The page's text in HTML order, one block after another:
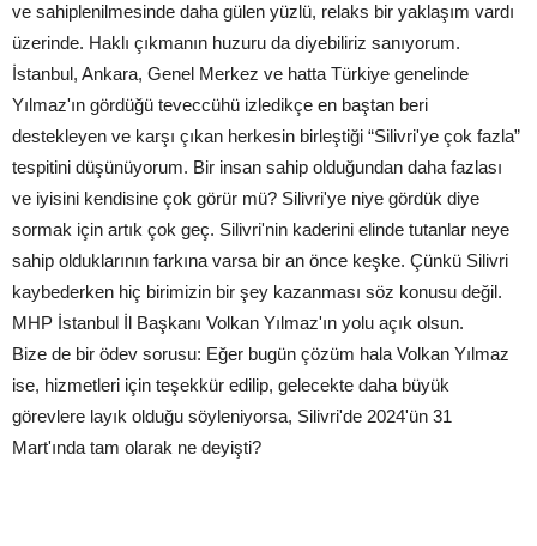
ve sahiplenilmesinde daha gülen yüzlü, relaks bir yaklaşım vardı
üzerinde. Haklı çıkmanın huzuru da diyebiliriz sanıyorum.
İstanbul, Ankara, Genel Merkez ve hatta Türkiye genelinde
Yılmaz'ın gördüğü teveccühü izledikçe en baştan beri
destekleyen ve karşı çıkan herkesin birleştiği “Silivri'ye çok fazla”
tespitini düşünüyorum. Bir insan sahip olduğundan daha fazlası
ve iyisini kendisine çok görür mü? Silivri'ye niye gördük diye
sormak için artık çok geç. Silivri'nin kaderini elinde tutanlar neye
sahip olduklarının farkına varsa bir an önce keşke. Çünkü Silivri
kaybederken hiç birimizin bir şey kazanması söz konusu değil.
MHP İstanbul İl Başkanı Volkan Yılmaz'ın yolu açık olsun.
Bize de bir ödev sorusu: Eğer bugün çözüm hala Volkan Yılmaz
ise, hizmetleri için teşekkür edilip, gelecekte daha büyük
görevlere layık olduğu söyleniyorsa, Silivri'de 2024'ün 31
Mart'ında tam olarak ne deyişti?